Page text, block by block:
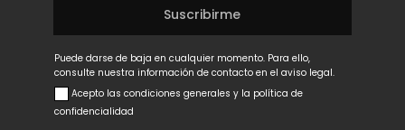
Puede darse de baja en cualquier momento. Para ello,
consulte nuestra información de contacto en el aviso legal.
Acepto las condiciones generales y la política de
confidencialidad